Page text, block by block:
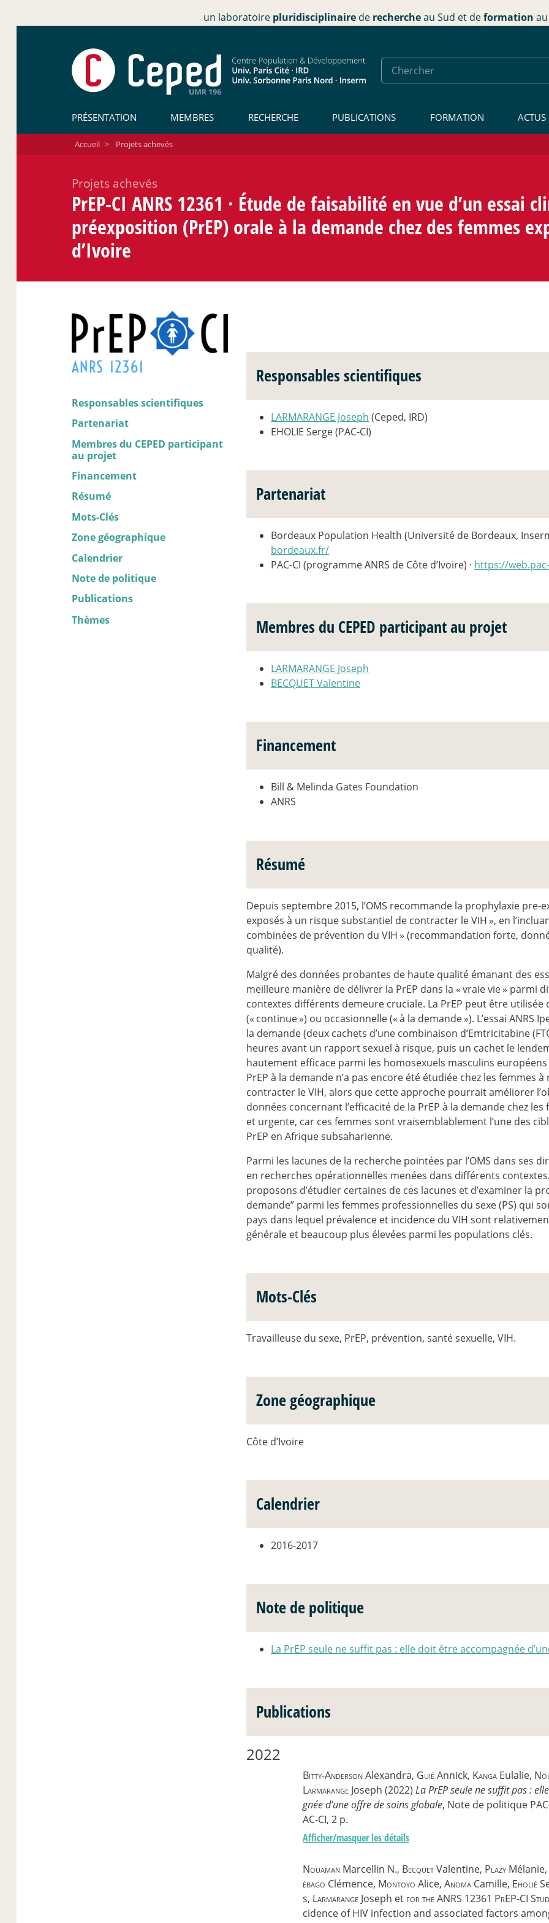
un laboratoire pluridisciplinaire de rechercheau Sud et deformation
PRÉSENTATION MEMBRES RECHERCHE PUBLICATIONS FORMATION ACTUS
Accueil > Projets achevés
Projets achevés
PrEP-CI ANRS 12361 · Étude de faisabilité en vue d’un essai
préexposition (PrEP) orale à la demande chez des femmes
d’Ivoire
Responsables scientifiques
Partenariat
Membres du CEPED participant
au projet
Financement
Résumé
Mots-Clés
Zone géographique
Calendrier
Note de politique
Publications
Thèmes
Responsables scientifiques
LARMARANGE Joseph (Ceped, IRD)
EHOLIE Serge (PAC-CI)
Partenariat
Bordeaux Population Health (Université de Bordeaux,
bordeaux.fr/
PAC-CI (programme ANRS de Côte d’Ivoire) · https://
Membres du CEPED participant au projet
LARMARANGE Joseph
BECQUET Valentine
Financement
Bill & Melinda Gates Foundation
ANRS
Résumé
Depuis septembre 2015, l’OMS recommande la prophylaxie pre-
exposés à un risque substantiel de contracter le VIH», en
combinées de prévention du VIH» (recommandation forte,
qualité).
Malgré des données probantes de haute qualité émanant des
meilleure manière de délivrer la PrEP dans la «vraie vie» parmi
contextes différents demeure cruciale. La PrEP peut être
(« continue») ou occasionnelle («à la demande»). L’essai ANRS
la demande (deux cachets d’une combinaison d’Emtricitabine
heures avant un rapport sexuel à risque, puis un cachet le
hautement efficace parmi les homosexuels masculins
PrEP à la demande n’a pas encore été étudiée chez les femmes
contracter le VIH, alors que cette approche pourrait améliorer
données concernant l’efficacité de la PrEP à la demande chez
et urgente, car ces femmes sont vraisemblablement l’une des
PrEP en Afrique subsaharienne.
Parmi les lacunes de la recherche pointées par l’OMS dans ses
en recherches opérationnelles menées dans différents
proposons d’étudier certaines de ces lacunes et d’examiner la
demande” parmi les femmes professionnelles du sexe (PS) qui
pays dans lequel prévalence et incidence du VIH sont
générale et beaucoup plus élevées parmi les populations clés.
Mots-Clés
Travailleuse du sexe, PrEP, prévention, santé sexuelle, VIH.
Zone géographique
Côte d’Ivoire
Calendrier
2016-2017
Note de politique
La PrEP seule ne suffit pas : elle doit être accompagnée
Publications
2022
Bitty-AndersonAlexandra, GuiéAnnick, Kanga Eulalie,
Larmarange Joseph (2022) La PrEP seule ne suffit pas :
gnée d’une offre de soins globale, Note de politique
AC-CI, 2 p.
Afficher/masquer les détails
Nouaman Marcellin N., BecquetValentine, Plazy Mélanie,
ébago Clémence, Montoyo Alice, Anoma Camille, Eholié
s, Larmarange Joseph et for the ANRS 12361 PrEP-CI
cidence of HIV infection and associated factors